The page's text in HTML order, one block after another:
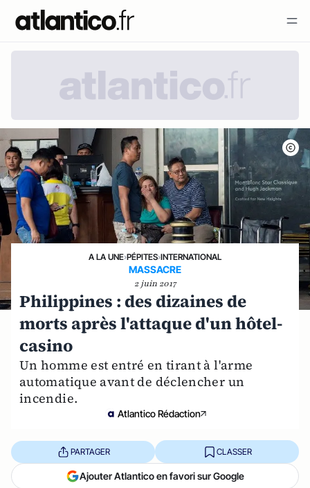
A LA UNE›PÉPITES›INTERNATIONAL
MASSACRE
2 juin 2017
Philippines : des dizaines de
morts après l'attaque d'un hôtel-
casino
Un homme est entré en tirant à l'arme
automatique avant de déclencher un
incendie.
Atlantico Rédaction
PARTAGER CLASSER
Ajouter Atlantico en favori sur Google